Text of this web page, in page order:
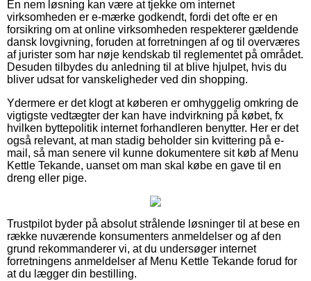
En nem løsning kan være at tjekke om internet
virksomheden er e-mærke godkendt, fordi det ofte er en
forsikring om at online virksomheden respekterer gældende
dansk lovgivning, foruden at forretningen af og til overværes
af jurister som har nøje kendskab til reglementet på området.
Desuden tilbydes du anledning til at blive hjulpet, hvis du
bliver udsat for vanskeligheder ved din shopping.
Ydermere er det klogt at køberen er omhyggelig omkring de
vigtigste vedtægter der kan have indvirkning på købet, fx
hvilken byttepolitik internet forhandleren benytter. Her er det
også relevant, at man stadig beholder sin kvittering på e-
mail, så man senere vil kunne dokumentere sit køb af Menu
Kettle Tekande, uanset om man skal købe en gave til en
dreng eller pige.
Trustpilot byder på absolut strålende løsninger til at bese en
række nuværende konsumenters anmeldelser og af den
grund rekommanderer vi, at du undersøger internet
forretningens anmeldelser af Menu Kettle Tekande forud for
at du lægger din bestilling.